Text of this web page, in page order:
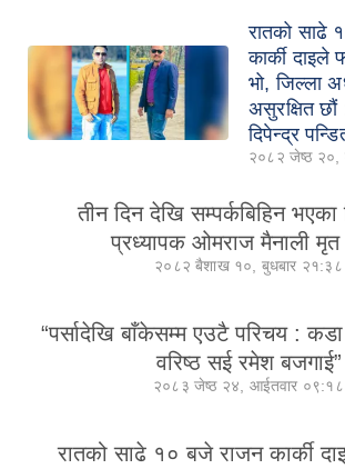
रातको साढे
कार्की दाइले
भो, जिल्ला
असुरक्षित
दिपेन्द्र
२०८२ जेष्ठ २०,
तीन दिन देखि सम्पर्कबिहिन
प्रध्यापक ओमराज मैनाली मृत
२०८२ बैशाख १०, बुधबार २१:३८
“पर्सादेखि बाँकेसम्म एउटै परिचय :
वरिष्ठ सई रमेश बजगाई”
२०८३ जेष्ठ २४, आईतवार ०९:१८
रातको साढे १० बजे राजन कार्की